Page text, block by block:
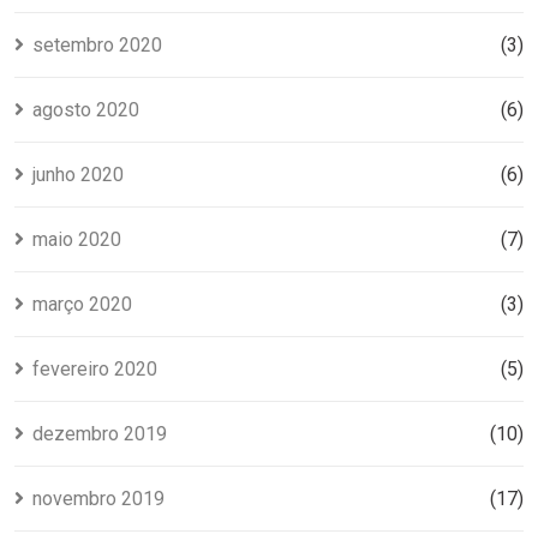
setembro 2020 (3)
agosto 2020 (6)
junho 2020 (6)
maio 2020 (7)
março 2020 (3)
fevereiro 2020 (5)
dezembro 2019 (10)
novembro 2019 (17)